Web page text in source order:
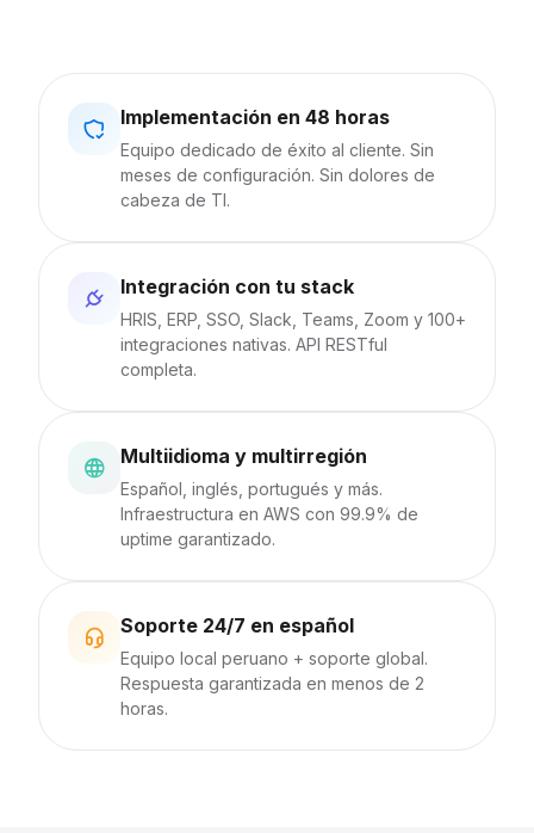
Implementación en 48 horas
Equipo dedicado de éxito al cliente. Sin
meses de configuración. Sin dolores de
cabeza de TI.
Integración con tu stack
HRIS, ERP, SSO, Slack, Teams, Zoom y 100+
integraciones nativas. API RESTful
completa.
Multiidioma y multirregión
Español, inglés, portugués y más.
Infraestructura en AWS con 99.9% de
uptime garantizado.
Soporte 24/7 en español
Equipo local peruano + soporte global.
Respuesta garantizada en menos de 2
horas.